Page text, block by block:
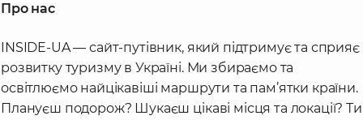
Про нас
INSIDE-UA — сайт-путівник, який підтримує та сприяє
розвитку туризму в Україні. Ми збираємо та
освітлюємо найцікавіші маршрути та пам’ятки країни.
Плануєш подорож? Шукаєш цікаві місця та локації? Ти